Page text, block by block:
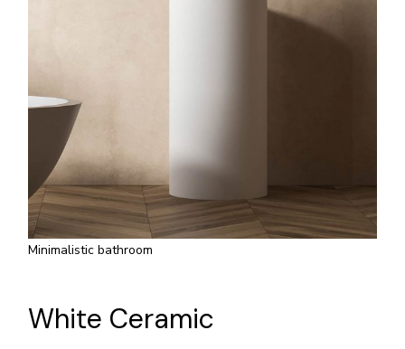
Minimalistic bathroom
White Ceramic